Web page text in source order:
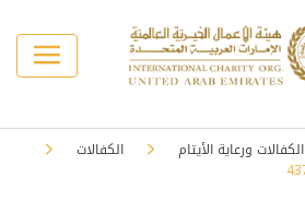
الكفالات ورعاية الأيتام
الكفالات